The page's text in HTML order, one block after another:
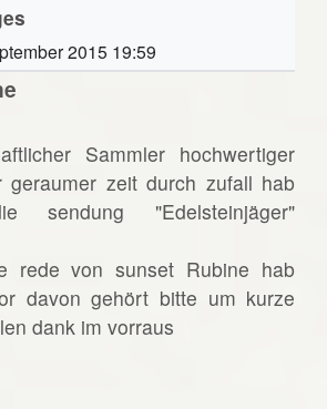
2015 19:59
Sammler hochwertiger
geraumer zeit durch zufall hab
"Edelsteinjäger"
rede von sunset Rubine hab
davon gehört bitte um kurze
dank im vorraus